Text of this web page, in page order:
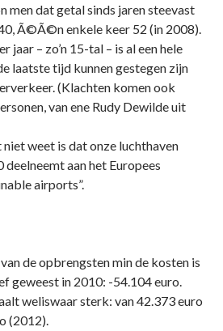
men dat getal sinds jaren steevast
Ã©Ã©n enkele keer 52 (in 2008).
jaar – zo’n 15-tal – is al een hele
laatste tijd kunnen gestegen zijn
(Klachten komen ook
van ene Rudy Dewilde uit
weet is dat onze luchthaven
aan het Europees
airports”.
de opbrengsten min de kosten is
geweest in 2010: -54.104 euro.
weliswaar sterk: van 42.373 euro
(2012).